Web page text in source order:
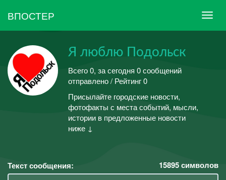
ВПОСТЕР
Я люблю Подольск
Всего 0, за сегодня 0 сообщений
отправлено / Рейтинг 0
Присылайте городские новости,
фотофакты с места событий, мысли,
истории в предложенные новости
ниже ↓
Текст сообщения: 15895символов